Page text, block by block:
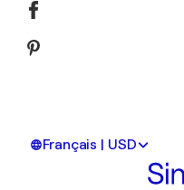
Français | USD